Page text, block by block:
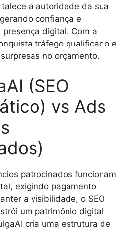
a autoridade da sua
confiança e
digital. Com a
tráfego qualificado e
no orçamento.
(SEO
vs Ads
patrocinados funcionam
exigindo pagamento
a visibilidade, o SEO
um patrimônio digital
cria uma estrutura de